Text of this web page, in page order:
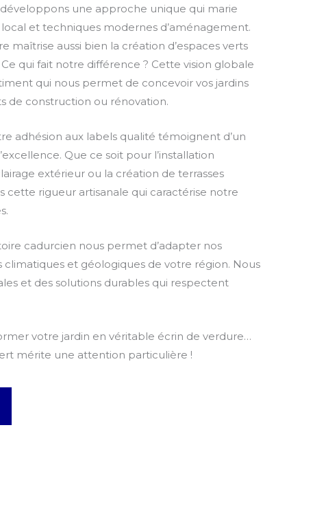
une approche unique qui marie
et techniques modernes d’aménagement.
maîtrise aussi bien la création d’espaces verts
qui fait notre différence ? Cette vision globale
qui nous permet de concevoir vos jardins
de construction ou rénovation.
adhésion aux labels qualité témoignent d’un
Que ce soit pour l’installation
extérieur ou la création de terrasses
cette rigueur artisanale qui caractérise notre
cadurcien nous permet d’adapter nos
climatiques et géologiques de votre région. Nous
et des solutions durables qui respectent
votre jardin en véritable écrin de verdure…
mérite une attention particulière !